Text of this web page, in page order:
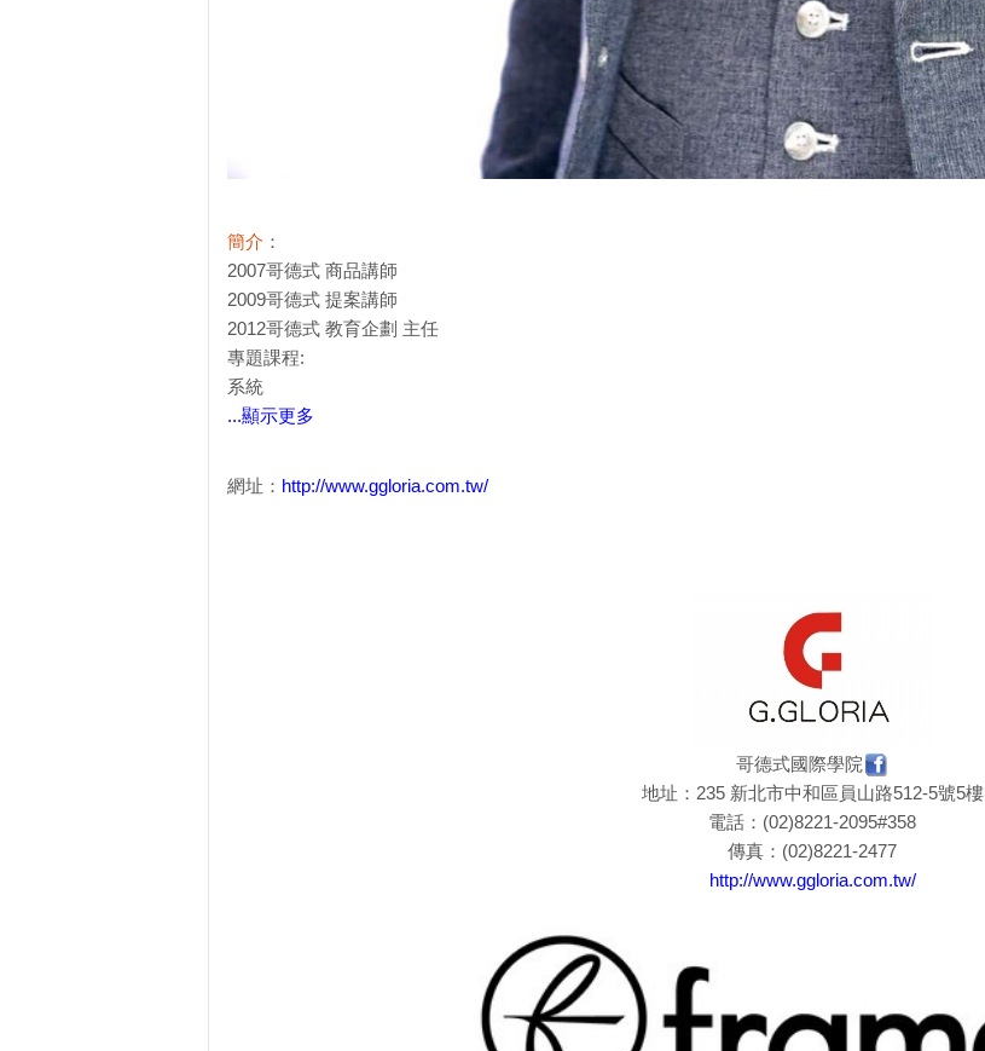
簡介 ：
2007哥德式 商品講師
2009哥德式 提案講師
2012哥德式 教育企劃 主任
專題課程:
系統
...顯示更多
網址： http://www.ggloria.com.tw/
哥德式國際學院
地址：235 新北市中和區員山路512-5號5樓
電話：(02)8221-2095#358
傳真：(02)8221-2477
http://www.ggloria.com.tw/